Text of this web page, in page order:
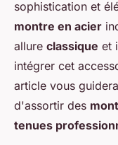
sophistication et
montre en acier
allure classique et
intégrer cet
article vous
d'assortir des
tenues